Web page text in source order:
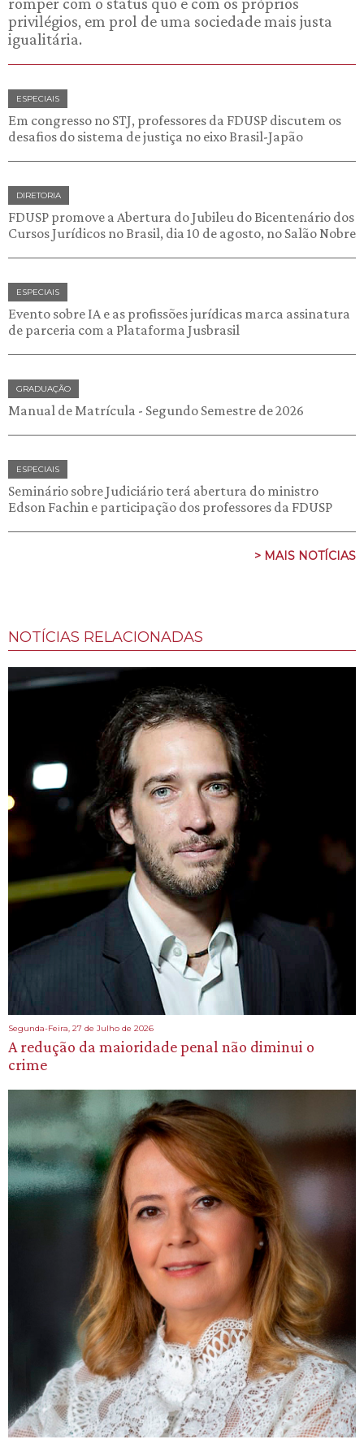
privilégios, em prol de uma sociedade mais justa
igualitária.
ESPECIAIS
Em congresso no STJ, professores da FDUSP discutem os
desafios do sistema de justiça no eixo Brasil-Japão
DIRETORIA
FDUSP promove a Abertura do Jubileu do Bicentenário dos
Cursos Jurídicos no Brasil, dia 10 de agosto, no Salão Nobre
ESPECIAIS
Evento sobre IA e as profissões jurídicas marca assinatura
de parceria com a Plataforma Jusbrasil
GRADUAÇÃO
Manual de Matrícula - Segundo Semestre de 2026
ESPECIAIS
Seminário sobre Judiciário terá abertura do ministro
Edson Fachin e participação dos professores da FDUSP
> MAIS NOTÍCIAS
NOTÍCIAS RELACIONADAS
Segunda-Feira, 27 de Julho de 2026
A redução da maioridade penal não diminui o
crime